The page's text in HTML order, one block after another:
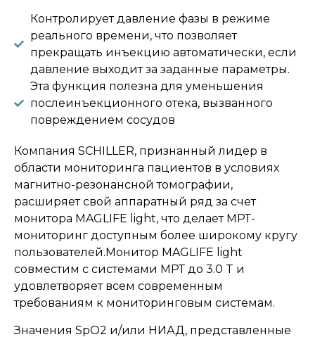
Контролирует давление фазы в режиме
реального времени, что позволяет
прекращать инъекцию автоматически, если
давление выходит за заданные параметры.
Эта функция полезна для уменьшения
послеинъекционного отека, вызванного
повреждением сосудов
Компания SCHILLER, признанный лидер в
области мониторинга пациентов в условиях
магнитно-резонансной томографии,
расширяет свой аппаратный ряд за счет
монитора MAGLIFE light, что делает МРТ-
мониторинг доступным более широкому кругу
пользователей.Монитор MAGLIFE light
совместим с системами МРТ до 3.0 T и
удовлетворяет всем современным
требованиям к мониторинговым системам.
Значения SpO2 и/или НИАД, представленные